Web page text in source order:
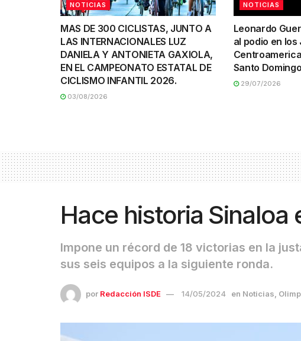
NOTICIAS
MAS DE 300 CICLISTAS, JUNTO A
LAS INTERNACIONALES LUZ
DANIELA Y ANTONIETA GAXIOLA,
EN EL CAMPEONATO ESTATAL DE
CICLISMO INFANTIL 2026.
03/08/2026
NOTICIAS
Leonardo
al podio en los
Santo
29/07/2026
Hace historia Sinaloa
Impone un récord de 18 victorias en la
sus seis equipos a la siguiente ronda.
por Redacción ISDE 14/05/2024 en Noticias